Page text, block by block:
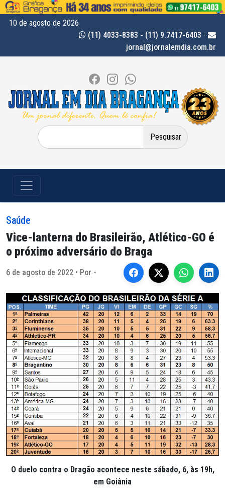
10 de agosto de 2026
(11) 4033-8383 - (11) 9.7417-6403 -
jornal@jornalemdia.com.br
Pesquisar
por:
Saúde
Vice-lanterna do Brasileirão, Atlético-GO é
o próximo adversário do Braga
6 de agosto de 2022 • Por -
O duelo contra o Dragão acontece neste sábado, 6, às 19h,
em Goiânia